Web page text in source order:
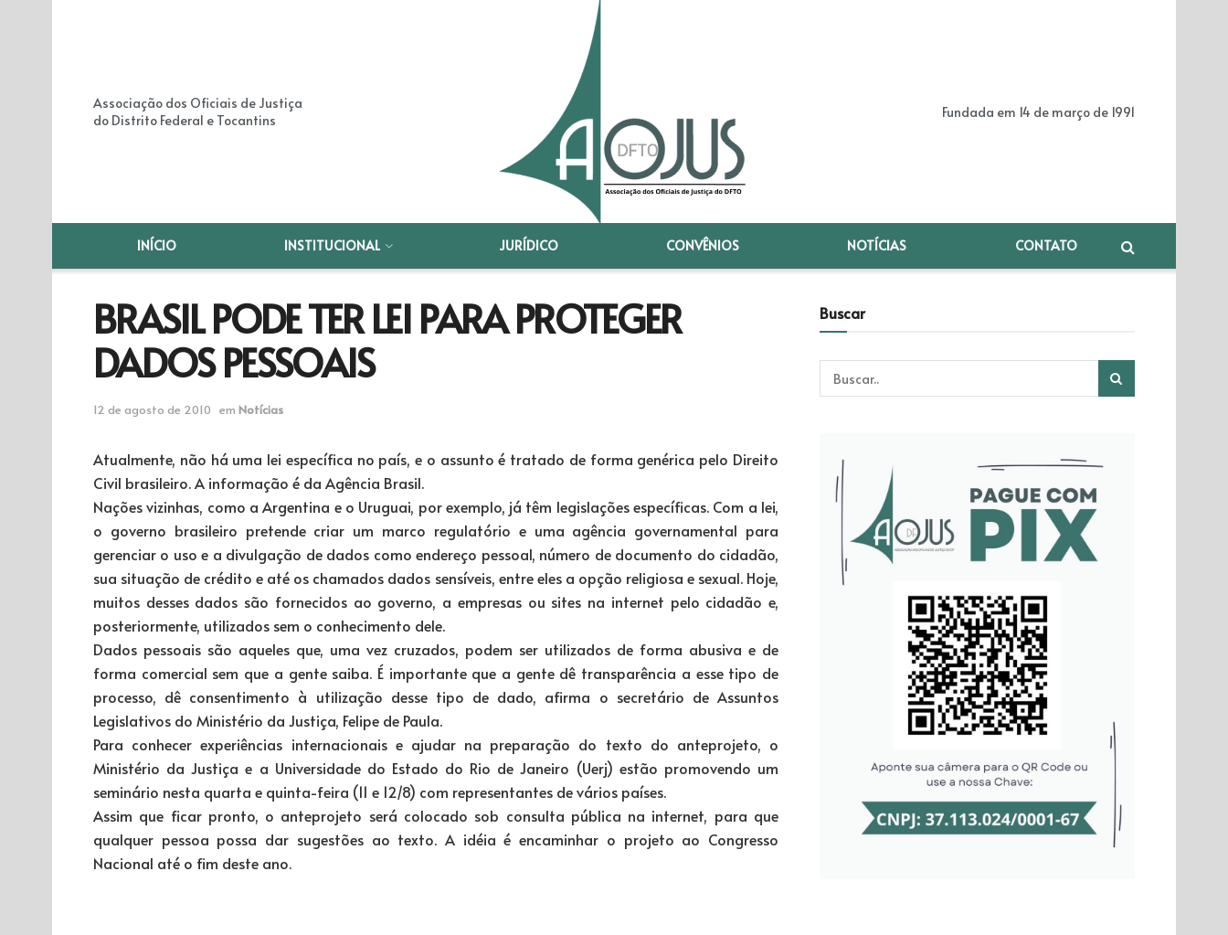
Associação dos Oficiais de Justiça
do Distrito Federal e Tocantins
Fundada em 14 de março de 1991
INÍCIO INSTITUCIONAL JURÍDICO CONVÊNIOS NOTÍCIAS CONTATO
BRASIL PODE TER LEI PARA PROTEGER
DADOS PESSOAIS
12 de agosto de 2010 em Notícias
Atualmente, não há uma lei específica no país, e o assunto é tratado de forma genérica pelo Direito
Civil brasileiro. A informação é da Agência Brasil.
Nações vizinhas, como a Argentina e o Uruguai, por exemplo, já têm legislações específicas. Com a lei,
o governo brasileiro pretende criar um marco regulatório e uma agência governamental para
gerenciar o uso e a divulgação de dados como endereço pessoal, número de documento do cidadão,
sua situação de crédito e até os chamados dados sensíveis, entre eles a opção religiosa e sexual. Hoje,
muitos desses dados são fornecidos ao governo, a empresas ou sites na internet pelo cidadão e,
posteriormente, utilizados sem o conhecimento dele.
Dados pessoais são aqueles que, uma vez cruzados, podem ser utilizados de forma abusiva e de
forma comercial sem que a gente saiba. É importante que a gente dê transparência a esse tipo de
processo, dê consentimento à utilização desse tipo de dado, afirma o secretário de Assuntos
Legislativos do Ministério da Justiça, Felipe de Paula.
Para conhecer experiências internacionais e ajudar na preparação do texto do anteprojeto, o
Ministério da Justiça e a Universidade do Estado do Rio de Janeiro (Uerj) estão promovendo um
seminário nesta quarta e quinta-feira (11 e 12/8) com representantes de vários países.
Assim que ficar pronto, o anteprojeto será colocado sob consulta pública na internet, para que
qualquer pessoa possa dar sugestões ao texto. A idéia é encaminhar o projeto ao Congresso
Nacional até o fim deste ano.
Buscar